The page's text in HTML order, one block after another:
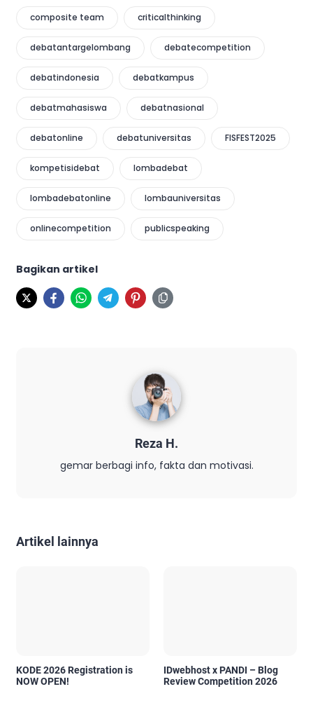
composite team criticalthinking
debatantargelombang debatecompetition
debatindonesia debatkampus
debatmahasiswa debatnasional
debatonline debatuniversitas FISFEST2025
kompetisidebat lombadebat
lombadebatonline lombauniversitas
onlinecompetition publicspeaking
Bagikan artikel
Reza H.
gemar berbagi info, fakta dan motivasi.
Artikel lainnya
KODE 2026 Registration is
NOW OPEN!
IDwebhost x PANDI – Blog
Review Competition 2026